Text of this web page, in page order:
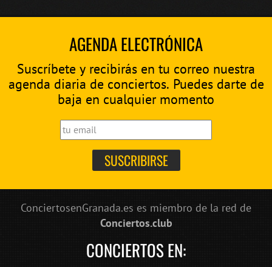
AGENDA ELECTRÓNICA
Suscríbete y recibirás en tu correo nuestra
agenda diaria de conciertos. Puedes darte de
baja en cualquier momento
ConciertosenGranada.es es miembro de la red de
Conciertos.club
CONCIERTOS EN: